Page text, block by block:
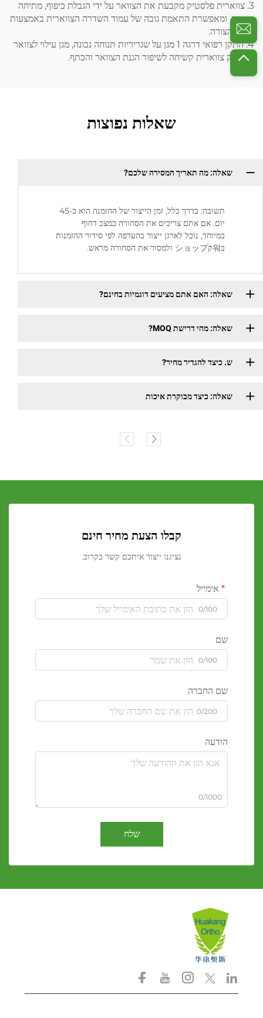
3. צווארית פלסטיק מקבעת את הצוואר על ידי הגבלת כיפוף, מתיחה
והפניה, ומאפשרת התאמת גובה של עמוד השדרה הצווארית באמצעות
עיצוב הצורה.
4. התקן רפואי דרגה 1 מגן על שגריריות תנוחה נכונה, מגן עילוי לצוואר
5. מחזק צווארית קשיחה לשיפור הגנת הצוואר והכתף.
שאלות נפוצות
שאלה: מה תאריך המסירה שלכם?
תשובה: בדרך כלל, זמן הייצור של ההזמנה הוא כ-45
יום. אם אתם צריכים את הסחורה במצב דחוף
במיוחד, נוכל לארגן ייצור בהעדפה לפי סידור ההזמנות
ב워קショップ ולמסור את הסחורה מראש.
שאלה: האם אתם מציעים דוגמיות בחינם?
שאלה: מהי דרישת MOQ?
ש. כיצד להגדיר מחיר?
שאלה: כיצד מבוקרת איכות
קבלו הצעת מחיר חינם
נציגנו ייצור איתכם קשר בקרוב.
אימייל
0/100
שם
0/100
שם החברה
0/200
הודעה
0/1000
שלח